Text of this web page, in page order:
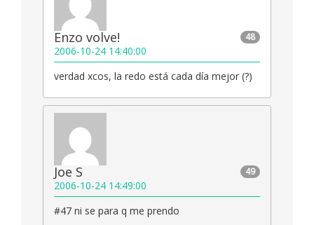
48
Enzo volve!
2006-10-24 14:40:00
verdad xcos, la redo está cada día mejor (?)
49
Joe S
2006-10-24 14:49:00
#47 ni se para q me prendo